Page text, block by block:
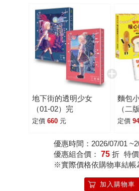
地下街的透明少女
（01-02）完
定價 660 元
麵包
（二
版】
定價
優惠時間：2026/07/01
優惠組合價： 75 折 特價
※實際價格依購物車結帳
加入購物車